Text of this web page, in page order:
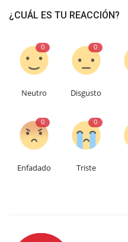
¿CUÁL ES TU REACCIÓN?
0
Neutro
0
Disgusto
0
Enfadado
0
Triste